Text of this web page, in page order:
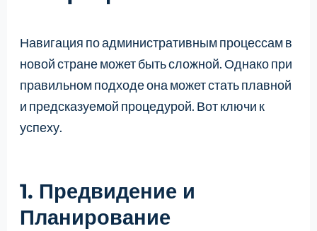
Навигация по административным процессам в
новой стране может быть сложной. Однако при
правильном подходе она может стать плавной
и предсказуемой процедурой. Вот ключи к
успеху.
1. Предвидение и
Планирование